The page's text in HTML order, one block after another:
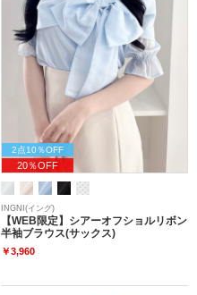
2点10％OFF
20％OFF
INGNI(イング)
【WEB限定】シアーオフショルリボン
半袖ブラウス(サックス)
￥3,960